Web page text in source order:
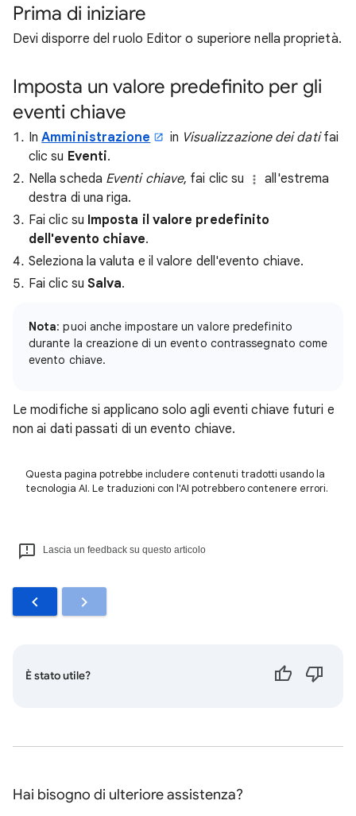
Prima di iniziare
Devi disporre del ruolo Editor o superiore nella proprietà.
Imposta un valore predefinito per gli
eventi chiave
InAmministrazione in Visualizzazione dei datifai
clic su Eventi.
Nella scheda Eventi chiave, fai clic su
all'estrema
destra di una riga.
Fai clic su Imposta il valore predefinito
dell'evento chiave.
Seleziona la valuta e il valore dell'evento chiave.
Fai clic su Salva.
Nota: puoi anche impostare un valore predefinito
durante la creazione di un evento contrassegnato come
evento chiave.
Le modifiche si applicano solo agli eventi chiave futuri e
non ai dati passati di un evento chiave.
Questa pagina potrebbe includere contenuti tradotti usando la
tecnologia AI. Le traduzioni con l'AI potrebbero contenere errori.
Lascia un feedback su questo articolo
È stato utile?
Hai bisogno di ulteriore assistenza?